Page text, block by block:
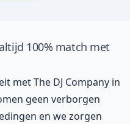
100% match met
met The DJ Company in
geen verborgen
en we zorgen